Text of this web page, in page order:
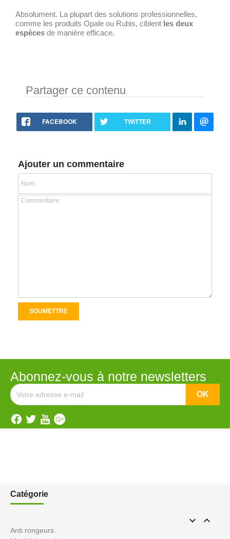
Absolument. La plupart des solutions professionnelles,
comme les produits Opale ou Rubis, ciblent les deux
espèces de manière efficace.
Partager ce contenu
FACEBOOK TWITTER
Ajouter un commentaire
Abonnez-vous à notre newsletters
Catégorie
 
Anti rongeurs